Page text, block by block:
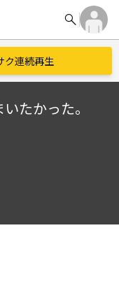
search
ク連続再生
たかった。